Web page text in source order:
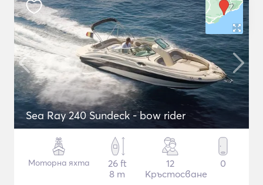
Sea Ray 240 Sundeck - bow rider
Моторна яхта
26 ft
8 m
12
Кръстосване
0